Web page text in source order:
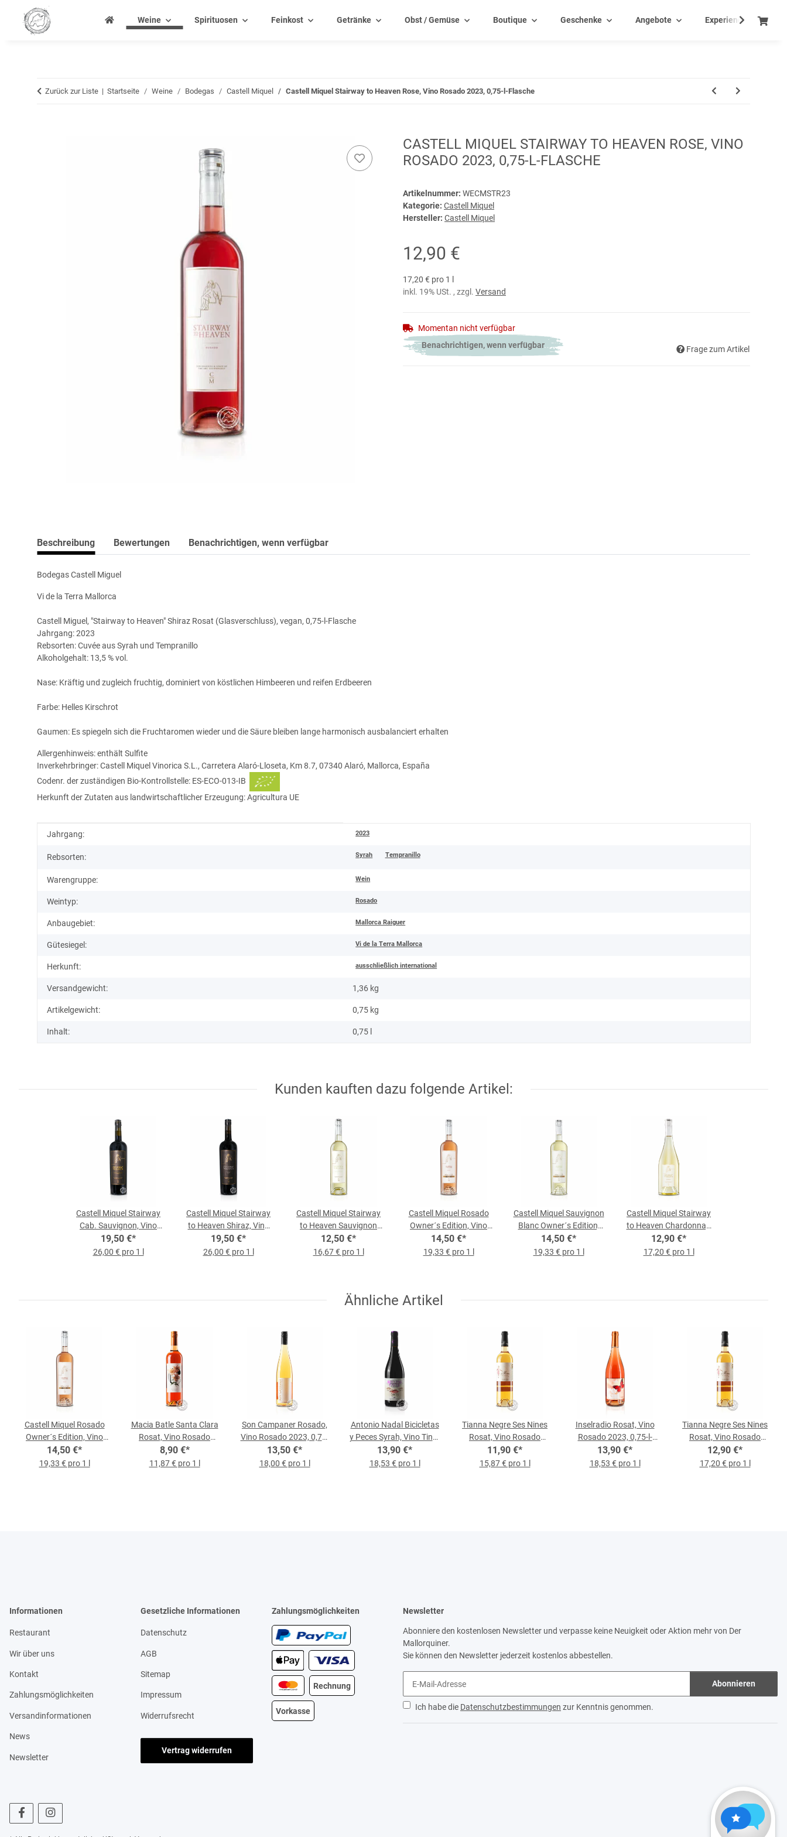
Weine Spirituosen Feinkost Getränke Obst / Gemüse Boutique Geschenke Angebote Experience - Events
Zurück zur Liste Startseite Weine Bodegas Castell Miquel Castell Miquel Stairway to Heaven Rose, Vino Rosado 2023, 0,75-l-Flasche
CASTELL MIQUEL STAIRWAY TO HEAVEN ROSE, VINO
ROSADO 2023, 0,75-L-FLASCHE
Artikelnummer: WECMSTR23
Kategorie: Castell Miquel
Hersteller: Castell Miquel
12,90 €
17,20 € pro 1 l
inkl. 19% USt. , zzgl. Versand
Momentan nicht verfügbar
Benachrichtigen, wenn verfügbar
Frage zum Artikel
Beschreibung Bewertungen Benachrichtigen, wenn verfügbar
Bodegas Castell Miguel
Vi de la Terra Mallorca
Castell Miguel, "Stairway to Heaven" Shiraz Rosat (Glasverschluss), vegan, 0,75-l-Flasche
Jahrgang: 2023
Rebsorten: Cuvée aus Syrah und Tempranillo
Alkoholgehalt: 13,5 % vol.
Nase: Kräftig und zugleich fruchtig, dominiert von köstlichen Himbeeren und reifen Erdbeeren
Farbe: Helles Kirschrot
Gaumen: Es spiegeln sich die Fruchtaromen wieder und die Säure bleiben lange harmonisch ausbalanciert erhalten
Allergenhinweis: enthält Sulfite
Inverkehrbringer: Castell Miquel Vinorica S.L., Carretera Alaró-Lloseta, Km 8.7, 07340 Alaró, Mallorca, España
Codenr. der zuständigen Bio-Kontrollstelle: ES-ECO-013-IB
Herkunft der Zutaten aus landwirtschaftlicher Erzeugung: Agricultura UE
Produkteigenschaft
Wert
Jahrgang: 2023
Rebsorten: Syrah Tempranillo
Warengruppe: Wein
Weintyp: Rosado
Anbaugebiet: Mallorca Raiguer
Gütesiegel: Vi de la Terra Mallorca
Herkunft: ausschließlich international
Versandgewicht: 1,36 kg
Artikelgewicht: 0,75 kg
Inhalt: 0,75 l
Kunden kauften dazu folgende Artikel:
Castell Miquel Stairway
Cab. Sauvignon, Vino
Tinto 2017, 0,75-l-
Flasche
19,50 €*
26,00 € pro 1 l
Castell Miquel Stairway
to Heaven Shiraz, Vino
Tinto 2019, 0,75-l-
Flasche
19,50 €*
26,00 € pro 1 l
Castell Miquel Stairway
to Heaven Sauvignon
Blanc, Vino Blanco 2023,
0,75-l-Flasche
12,50 €*
16,67 € pro 1 l
Castell Miquel Rosado
Owner´s Edition, Vino
Rosado 2023, 0,75-l-
Flasche
14,50 €*
19,33 € pro 1 l
Castell Miquel Sauvignon
Blanc Owner´s Edition,
Vino Blanco 2023, 0,75-l-
Flasche
14,50 €*
19,33 € pro 1 l
Castell Miquel Stairway
to Heaven Chardonnay,
Vino Blanco 2023, 0,75-l-
Flasche
12,90 €*
17,20 € pro 1 l
Ähnliche Artikel
Castell Miquel Rosado
Owner´s Edition, Vino
Rosado 2023, 0,75-l-
Flasche
14,50 €*
19,33 € pro 1 l
Macia Batle Santa Clara
Rosat, Vino Rosado
2025, 0,75-l-Flasche
8,90 €*
11,87 € pro 1 l
Son Campaner Rosado,
Vino Rosado 2023, 0,75-
l-Flasche
13,50 €*
18,00 € pro 1 l
Antonio Nadal Bicicletas
y Peces Syrah, Vino Tinto
2023, 0,75-l-Flasche
13,90 €*
18,53 € pro 1 l
Tianna Negre Ses Nines
Rosat, Vino Rosado
2023, 0,75-l-Flasche
11,90 €*
15,87 € pro 1 l
Inselradio Rosat, Vino
Rosado 2023, 0,75-l-
Flasche
13,90 €*
18,53 € pro 1 l
Tianna Negre Ses Nines
Rosat, Vino Rosado
2024, 0,75-l-Flasche
12,90 €*
17,20 € pro 1 l
Informationen
Restaurant
Wir über uns
Kontakt
Zahlungsmöglichkeiten
Versandinformationen
News
Newsletter
Gesetzliche Informationen
Datenschutz
AGB
Sitemap
Impressum
Widerrufsrecht
Vertrag widerrufen
Zahlungsmöglichkeiten
Rechnung
Vorkasse
Newsletter
Abonniere den kostenlosen Newsletter und verpasse keine Neuigkeit oder Aktion mehr von Der
Mallorquiner.
Sie können den Newsletter jederzeit kostenlos abbestellen.
Abonnieren
Ich habe die Datenschutzbestimmungen zur Kenntnis genommen.